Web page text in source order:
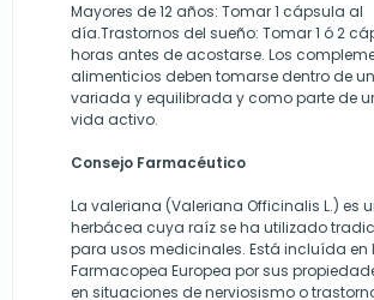
Mayores de 12 años: Tomar 1 cápsula al
día.Trastornos del sueño: Tomar 1 ó 2
horas antes de acostarse. Los
alimenticios deben tomarse dentro de
variada y equilibrada y como parte de
vida activo.
Consejo Farmacéutico
La valeriana (Valeriana Officinalis L.) es
herbácea cuya raíz se ha utilizado
para usos medicinales. Está incluída en
Farmacopea Europea por sus
en situaciones de nerviosismo o